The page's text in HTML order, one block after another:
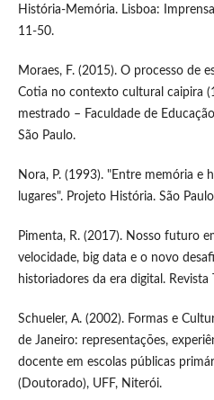
História-Memória. Lisboa:
11-50.
Moraes, F. (2015). O processo de
Cotia no contexto cultural caipira
mestrado – Faculdade de
São Paulo.
Nora, P. (1993). "Entre memória e
lugares". Projeto História. São
Pimenta, R. (2017). Nosso futuro
velocidade, big data e o novo
historiadores da era digital. Revista
Schueler, A. (2002). Formas e
de Janeiro: representações,
docente em escolas públicas
(Doutorado), UFF, Niterói.